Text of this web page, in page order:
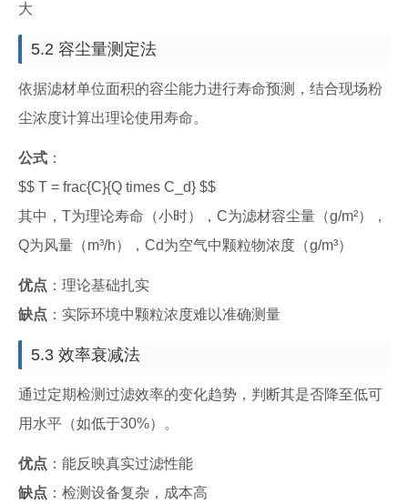
大
5.2 容尘量测定法
依据滤材单位面积的容尘能力进行寿命预测，结合现场粉
尘浓度计算出理论使用寿命。
公式 ：
$$ T = frac{C}{Q times C_d} $$
其中，T为理论寿命（小时），C为滤材容尘量（g/m²），
Q为风量（m³/h），Cd为空气中颗粒物浓度（g/m³）
优点 ：理论基础扎实
缺点 ：实际环境中颗粒浓度难以准确测量
5.3 效率衰减法
通过定期检测过滤效率的变化趋势，判断其是否降至低可
用水平（如低于30%）。
优点 ：能反映真实过滤性能
缺点 ：检测设备复杂，成本高